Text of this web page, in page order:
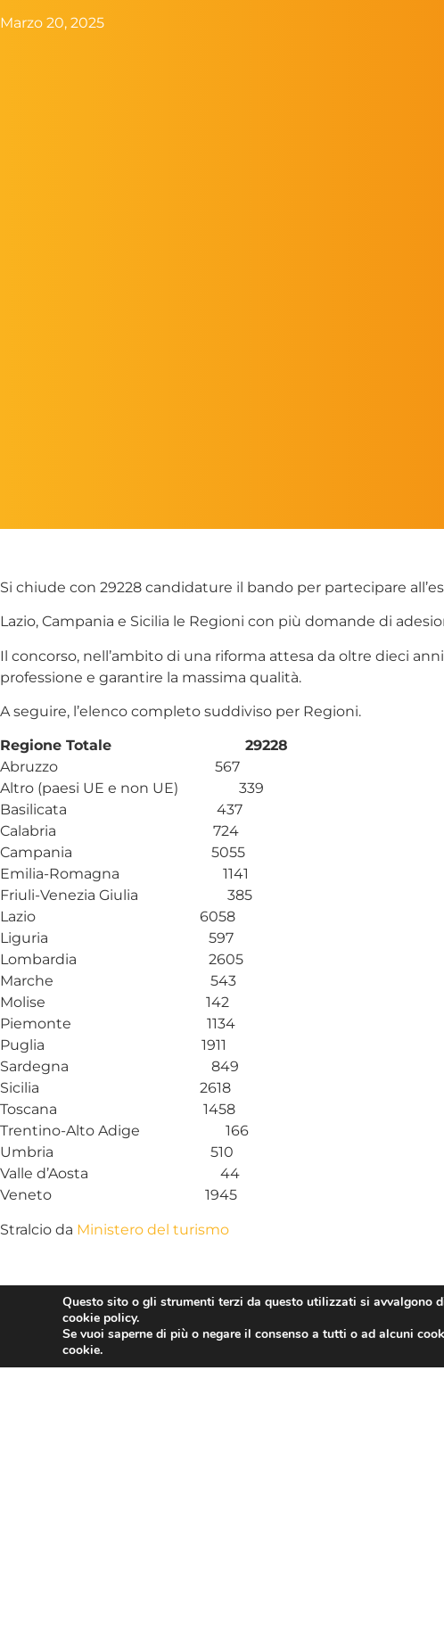
Marzo 20, 2025
Si chiude con 29228 candidature il bando per partecipare
Lazio, Campania e Sicilia le Regioni con più domande di
Il concorso, nell’ambito di una riforma attesa da oltre dieci
professione e garantire la massima qualità.
A seguire, l’elenco completo suddiviso per Regioni.
Regione Totale 29228
Abruzzo 567
Altro (paesi UE e non UE) 339
Basilicata 437
Calabria 724
Campania 5055
Emilia-Romagna 1141
Friuli-Venezia Giulia 385
Lazio 6058
Liguria 597
Lombardia 2605
Marche 543
Molise 142
Piemonte 1134
Puglia 1911
Sardegna 849
Sicilia 2618
Toscana 1458
Trentino-Alto Adige 166
Umbria 510
Valle d’Aosta 44
Veneto 1945
Stralcio da Ministero del turismo
L’articoloTURISMO, BANDO ABILITAZIONE GUIDA TURISTICA
Questo sito o gli strumenti terzi da questo utilizzati si
cookie policy.
Se vuoi saperne di più o negare il consenso a tutti o ad alcuni
cookie.